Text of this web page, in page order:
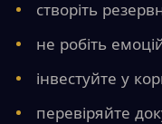
створіть
не робіть
інвестуйте у
перевіряйте